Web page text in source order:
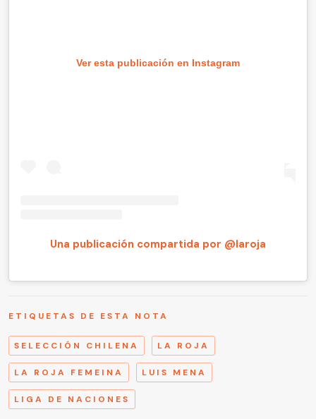
Ver esta publicación en Instagram
Una publicación compartida por @laroja
ETIQUETAS DE ESTA NOTA
SELECCIÓN CHILENA LA ROJA
LA ROJA FEMEINA LUIS MENA
LIGA DE NACIONES